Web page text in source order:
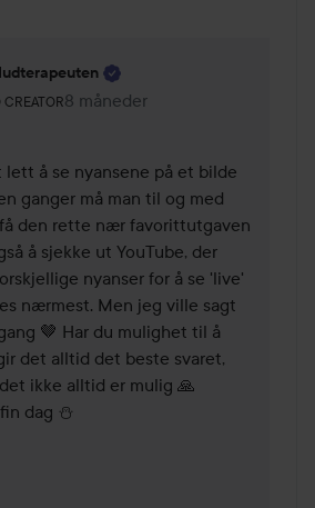
CREATOR
rolle: Lyko Creator.
8 måneder
Kommentaren lades 8 måneder
å se nyansene på et bilde
ganger må man til og med
den rette nær favorittutgaven
å sjekke ut YouTube, der
nyanser for å se 'live'
nærmest. Men jeg ville sagt
🤎 Har du mulighet til å
det alltid det beste svaret,
ikke alltid er mulig 🙏
dag ⛄